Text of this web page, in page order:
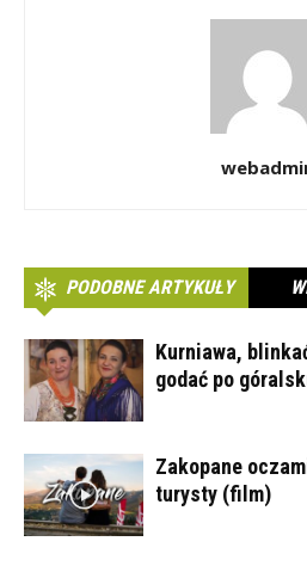
PODOBNE ARTYKUŁY
Kurniawa,
godać po
Zakopane
turysty (film)